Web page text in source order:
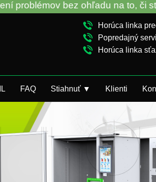
Horúca linka
Popredajný
Horúca linka
FAQ Stiahnuť ▼ Klienti
na to, či ste si kúpili VM